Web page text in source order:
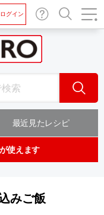
お問
い合
わせ
ログイン
検索
最近見たレシピ
使えます
みご飯